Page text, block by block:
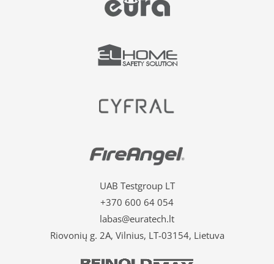
UAB Testgroup LT
+370 600 64 054
labas@euratech.lt
Riovonių g. 2A, Vilnius, LT-03154, Lietuva